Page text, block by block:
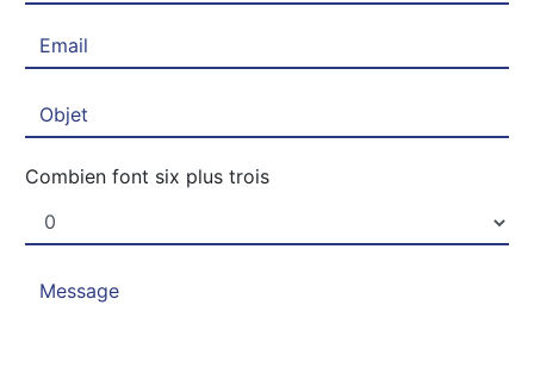
Combien font six plus trois